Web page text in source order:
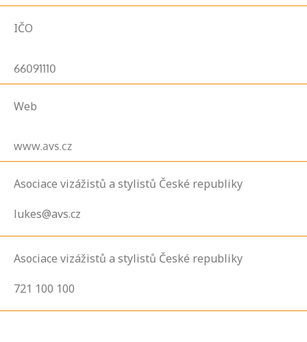
IČO
66091110
Web
www.avs.cz
Asociace vizážistů a stylistů České republiky
lukes@avs.cz
Asociace vizážistů a stylistů České republiky
721 100 100